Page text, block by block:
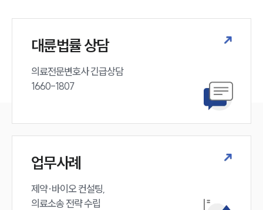
대륜법률 상담
의료전문변호사 긴급상담
1660-1807
업무사례
제약·바이오 컨설팅,
의료소송 전략 수립